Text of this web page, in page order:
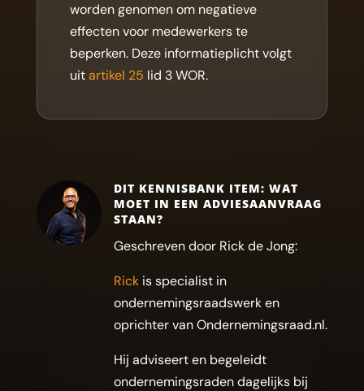
worden genomen om negatieve
effecten voor medewerkers te
beperken. Deze informatieplicht volgt
uitartikel 25 lid 3 WOR.
DIT KENNISBANK ITEM: WAT
MOET IN EEN ADVIESAANVRAAG
STAAN?
Geschreven door Rick de Jong:
Rickis specialist in
ondernemingsraadswerk en
oprichter van Ondernemingsraad.nl.
Hij adviseert en begeleidt
ondernemingsraden dagelijks bij